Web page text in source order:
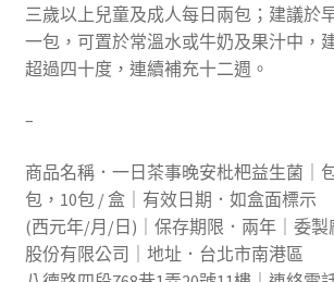
三歲以上兒童及成人每日兩包；建議於
一包，可置於常溫水或牛奶及果汁中，
超過四十度，連續補充十二週。
–
商品名稱．一日茶事晚安枇杷益生菌｜
包，10包 / 盒｜有效日期．如盒面標示
(西元年/月/日)｜保存期限．兩年｜委製
股份有限公司｜地址．台北市南港區